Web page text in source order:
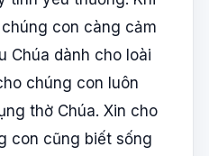
con càng cảm
Chúa dành cho loài
chúng con luôn
thờ Chúa. Xin cho
con cũng biết sống